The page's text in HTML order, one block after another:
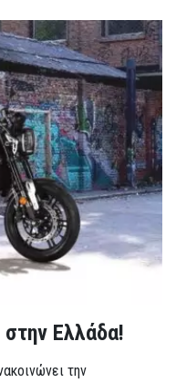
Ελλάδα!
την